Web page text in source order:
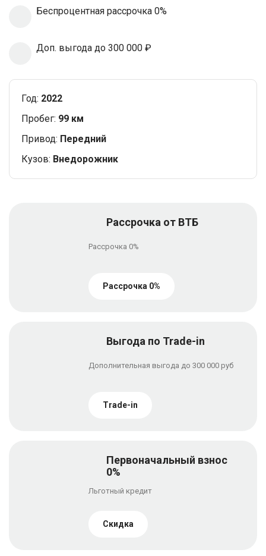
Беспроцентная рассрочка 0%
Доп. выгода до 300 000 ₽
Год: 2022
Пробег: 99 км
Привод: Передний
Кузов: Внедорожник
Рассрочка от ВТБ
Рассрочка 0%
Рассрочка 0%
Выгода по Trade-in
Дополнительная выгода до 300 000 руб
Trade-in
Первоначальный взнос
0%
Льготный кредит
Скидка